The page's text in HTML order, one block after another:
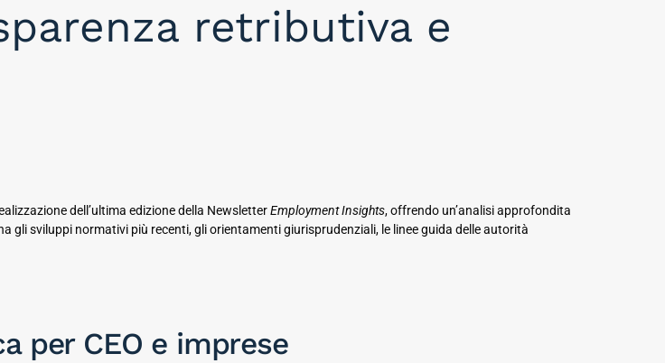
retributiva e
dell’ultima edizione della NewsletterEmployment Insights, offrendo un’analisi approfondita
gli sviluppi normativi più recenti, gli orientamenti giurisprudenziali, le linee guida delle autorità
per CEO e imprese